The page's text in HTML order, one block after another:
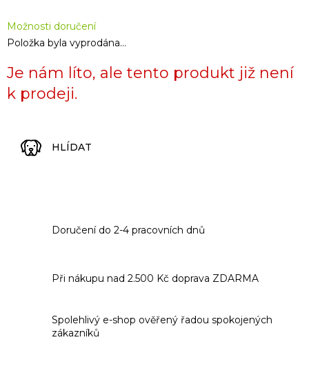
Je nám líto, ale tento produkt již není
k prodeji.
Možnosti doručení
Položka byla vyprodána…
HLÍDAT
Doručení do 2-4 pracovních dnů
Při nákupu nad 2.500 Kč doprava ZDARMA
Spolehlivý e-shop ověřený řadou spokojených
zákazníků